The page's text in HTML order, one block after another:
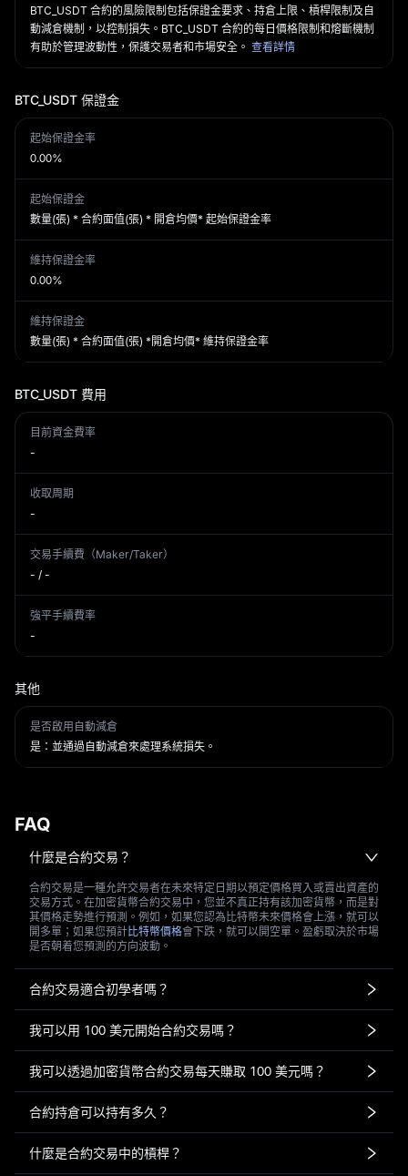
BTC_USDT 合約的風險限制包括保證金要求、持倉上限、槓桿限制及自
動減倉機制，以控制損失。BTC_USDT 合約的每日價格限制和熔斷機制
有助於管理波動性，保護交易者和市場安全。 查看詳情
BTC_USDT 保證金
起始保證金率
0.00%
起始保證金
數量(張) * 合約面值(張) * 開倉均價* 起始保證金率
維持保證金率
0.00%
維持保證金
數量(張) * 合約面值(張) *開倉均價* 維持保證金率
BTC_USDT 費用
目前資金費率
-
收取周期
-
交易手續費（Maker/Taker）
- / -
強平手續費率
-
其他
是否啟用自動減倉
是：並通過自動減倉來處理系統損失。
FAQ
什麼是合約交易？
合約交易是一種允許交易者在未來特定日期以預定價格買入或賣出資產的
交易方式。在加密貨幣合約交易中，您並不真正持有該加密貨幣，而是對
其價格走勢進行預測。例如，如果您認為比特幣未來價格會上漲，就可以
開多單；如果您預計比特幣價格會下跌，就可以開空單。盈虧取決於市場
是否朝着您預測的方向波動。
合約交易適合初學者嗎？
我可以用 100 美元開始合約交易嗎？
我可以透過加密貨幣合約交易每天賺取 100 美元嗎？
合約持倉可以持有多久？
什麼是合約交易中的槓桿？